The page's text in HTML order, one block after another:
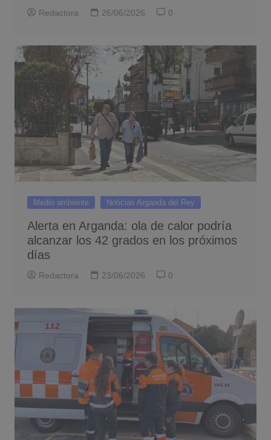
Redactora 26/06/2026 0
Medio ambiente Noticias Arganda del Rey
Alerta en Arganda: ola de calor podría
alcanzar los 42 grados en los próximos
días
Redactora 23/06/2026 0